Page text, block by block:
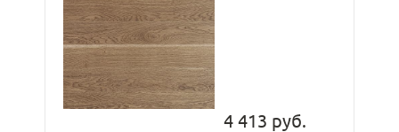
4 413 руб.